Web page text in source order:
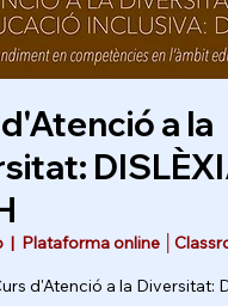
a la
  |
Plataforma online
d'Atenció a la Diversitat: